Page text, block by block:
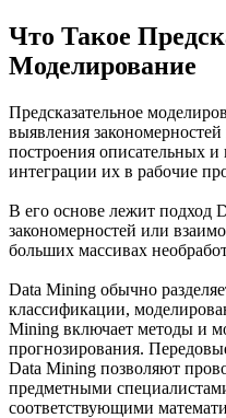
Что Такое
Моделирование
Предсказательное
выявления
построения описательных и
интеграции их в рабочие
В его основе лежит подход
закономерностей или
больших массивах
Data Mining обычно
классификации,
Mining включает методы и
прогнозирования.
Data Mining позволяют
предметными
соответствующими